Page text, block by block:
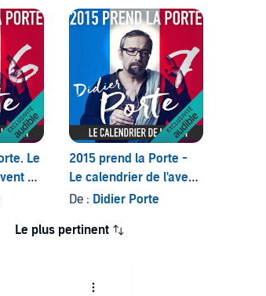
Le
du
2015 prend la Porte -
Le calendrier de l'avent
du 1er au 15 avril 2015
De : Didier Porte
Le plus pertinent